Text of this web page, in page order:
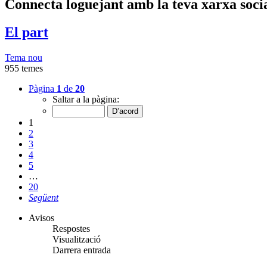
Connecta loguejant amb la teva xarxa
El part
Tema nou
955 temes
Pàgina 1 de 20
Saltar a la pàgina:
1
2
3
4
5
…
20
Següent
Avisos
Respostes
Visualització
Darrera entrada